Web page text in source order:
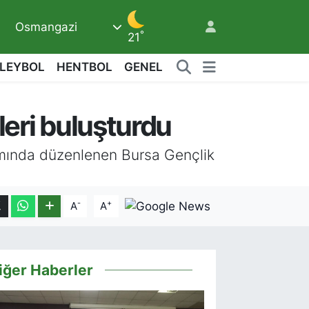
Osmangazi
21°
HENTBOL GENEL
buluşturdu
düzenlenen Bursa Gençlik
A- A+
Haberler